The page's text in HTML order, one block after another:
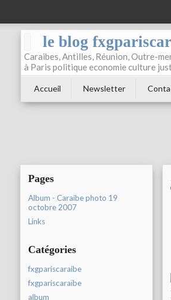
le blog
Caraibes, Antilles, Réunion, Outre-
à Paris politique economie culture
Accueil Newsletter
Pages
Album - Caraibe photo 19
octobre 2007
Links
Catégories
fxgpariscaraibe
fxgpariscaraïbe
album